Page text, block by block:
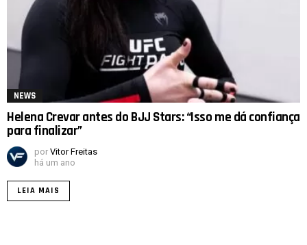
NEWS
Helena Crevar antes do BJJ Stars: “Isso me dá confiança
para finalizar”
por Vitor Freitas
há um ano
LEIA MAIS